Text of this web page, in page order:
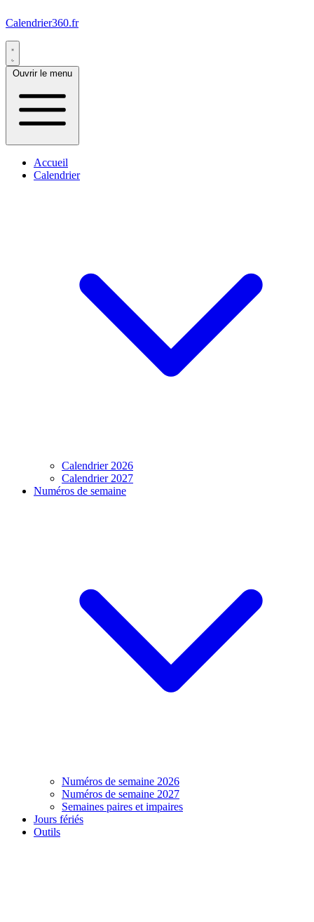
Calendrier360.fr
Ouvrir le menu
Accueil
Calendrier
Calendrier 2026
Calendrier 2027
Numéros de semaine
Numéros de semaine 2026
Numéros de semaine 2027
Semaines paires et impaires
Jours fériés
Outils